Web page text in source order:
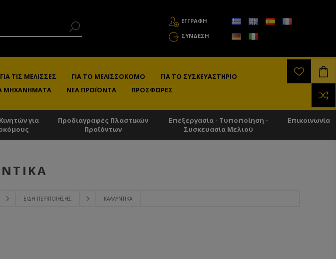
ΕΓΓΡΑΦΗ
ΣΎΝΔΕΣΗ
ΓΙΑ ΤΙΣ ΜΈΛΙΣΣΕΣ ΓΙΑ ΤΟ ΜΕΛΙΣΣΟΚΌΜΟ
ΓΙΑ ΤΟ ΣΥΣΚΕΥΑΣΤΉΡΙΟ
ΜΗΧΑΝΉΜΑΤΑ ΝΈΑ ΠΡΟΪΌΝΤΑ ΠΡΟΣΦΟΡΈΣ
για
Προδιαγραφές Πλαστικών
Προϊόντων
Επεξεργασία - Τυποποίηση -
Συσκευασία Μελιού
Επικοινωνία
ΕΊΔΗ ΠΕΡΙΠΟΊΗΣΗΣ ΚΑΛΛΥΝΤΙΚΆ